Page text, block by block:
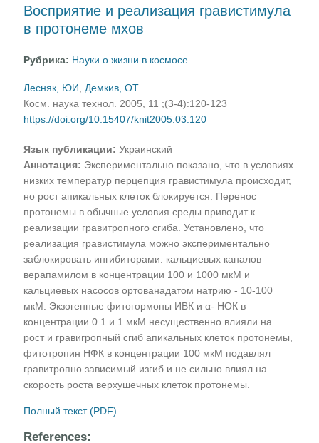
Восприятие и реализация гравистимула
в протонеме мхов
Рубрика: Науки о жизни в космосе
Лесняк, ЮИ
Демкив, ОТ
Косм. наука технол. 2005, 11 ;(3-4):120-123
https://doi.org/10.15407/knit2005.03.120
Язык публикации: Украинский
Аннотация: Экспериментально показано, что в условиях
низких температур перцепция гравистимула происходит,
но рост апикальных клеток блокируется. Перенос
протонемы в обычные условия среды приводит к
реализации гравитропного сгиба. Установлено, что
реализация гравистимула можно экспериментально
заблокировать ингибиторами: кальциевых каналов
верапамилом в концентрации 100 и 1000 мкМ и
кальциевых насосов ортованадатом натрию - 10-100
мкМ. Экзогенные фитогормоны ИВК и α- НОК в
концентрации 0.1 и 1 мкМ несущественно влияли на
рост и гравигропный сгиб апикальных клеток протонемы,
фитотропин НФК в концентрации 100 мкМ подавлял
гравитропно зависимый изгиб и не сильно влиял на
скорость роста верхушечных клеток протонемы.
Полный текст (PDF)
References: